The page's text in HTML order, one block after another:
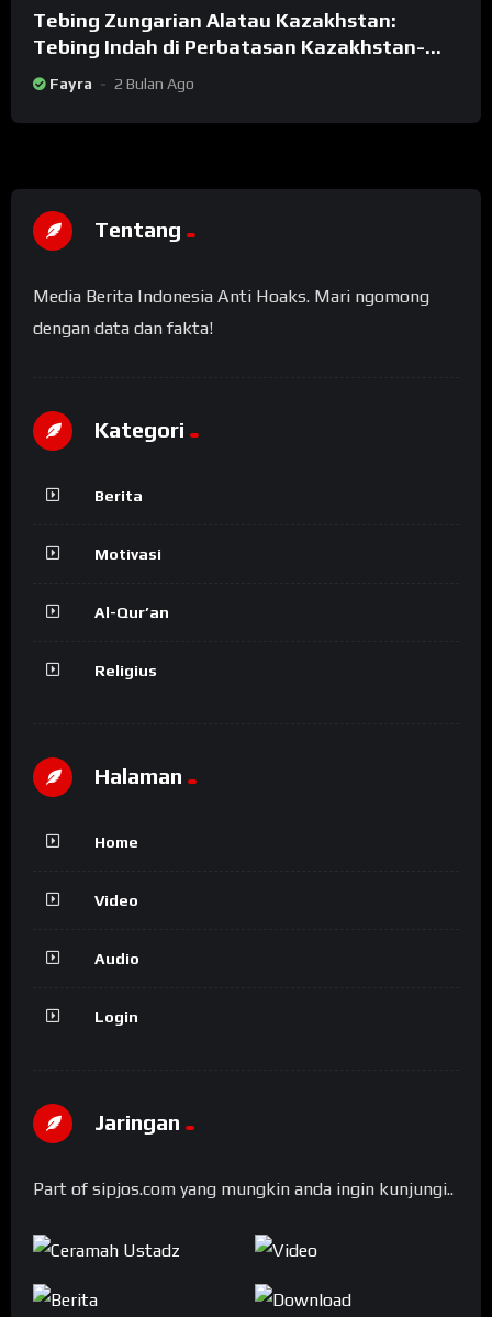
Tebing Zungarian Alatau Kazakhstan:
Tebing Indah di Perbatasan Kazakhstan-
China
Fayra 2 Bulan Ago
Tentang
Media Berita Indonesia Anti Hoaks. Mari ngomong
dengan data dan fakta!
Kategori
Berita
Motivasi
Al-Qur’an
Religius
Halaman
Home
Video
Audio
Login
Jaringan
Part of sipjos.com yang mungkin anda ingin kunjungi..